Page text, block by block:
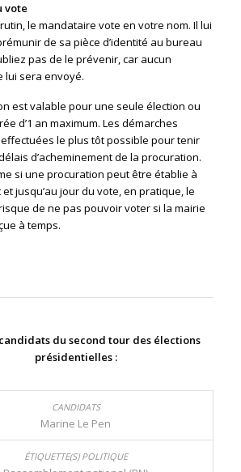
vote
le mandataire vote en votre nom. Il lui
de sa pièce d’identité au bureau
pas de le prévenir, car aucun
lui sera envoyé.
est valable pour une seule élection ou
d’1 an maximum. Les démarches
le plus tôt possible pour tenir
d’acheminement de la procuration.
si une procuration peut être établie à
jusqu’au jour du vote, en pratique, le
de ne pas pouvoir voter si la mairie
à temps.
du second tour des élections
présidentielles :
Marine Le Pen